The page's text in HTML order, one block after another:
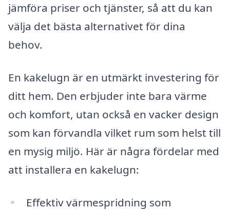
jämföra priser och tjänster, så att du kan
välja det bästa alternativet för dina
behov.
En kakelugn är en utmärkt investering för
ditt hem. Den erbjuder inte bara värme
och komfort, utan också en vacker design
som kan förvandla vilket rum som helst till
en mysig miljö. Här är några fördelar med
att installera en kakelugn:
Effektiv värmespridning som